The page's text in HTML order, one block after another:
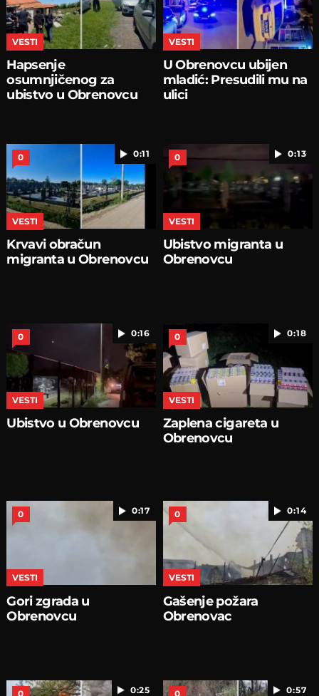
VESTI
Hapsenje
osumnjičenog za
ubistvo u Obrenovcu
VESTI
U Obrenovcu ubijen
mladić: Presudili mu na
ulici
0:11
0
VESTI
Krvavi obračun
migranta u Obrenovcu
0:13
0
VESTI
Ubistvo migranta u
Obrenovcu
0:16
0
VESTI
Ubistvo u Obrenovcu
0:18
0
VESTI
Zaplena cigareta u
Obrenovcu
0:17
0
VESTI
Gori zgrada u
Obrenovcu
0:14
0
VESTI
Gašenje požara
Obrenovac
0:25
0 0:57
0